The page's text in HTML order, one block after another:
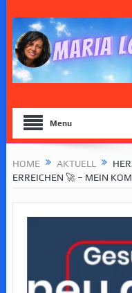
Menu
HOME AKTUELL
ERREICHEN 🚀 – MEIN